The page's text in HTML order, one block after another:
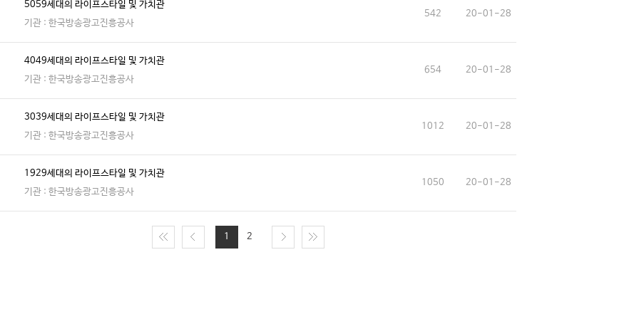
5059세대의 라이프스타일 및 가치관
기관 : 한국방송광고진흥공사
542 20-01-28
4049세대의 라이프스타일 및 가치관
기관 : 한국방송광고진흥공사
654 20-01-28
3039세대의 라이프스타일 및 가치관
기관 : 한국방송광고진흥공사
1012 20-01-28
1929세대의 라이프스타일 및 가치관
기관 : 한국방송광고진흥공사
1050 20-01-28
1 2